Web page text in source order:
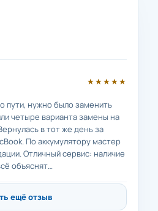
★★★★★
пути, нужно было заменить
четыре варианта замены на
в тот же день за
По аккумулятору мастер
Отличный сервис: наличие
объяснят…
ещё отзыв